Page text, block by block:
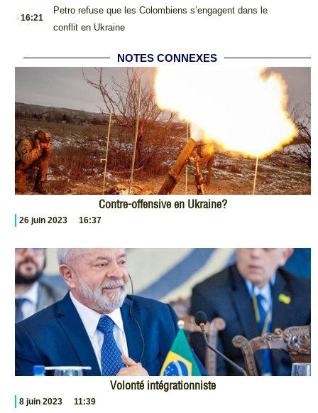
.16:21
Petro refuse que les Colombiens s’engagent dans le
conflit en Ukraine
NOTES CONNEXES
Contre-offensive en Ukraine?
26 juin 2023 16:37
Volonté intégrationniste
8 juin 2023 11:39